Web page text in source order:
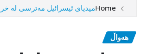
Homeمیدیای ئیسرائیل مەترسی لە
هەواڵ